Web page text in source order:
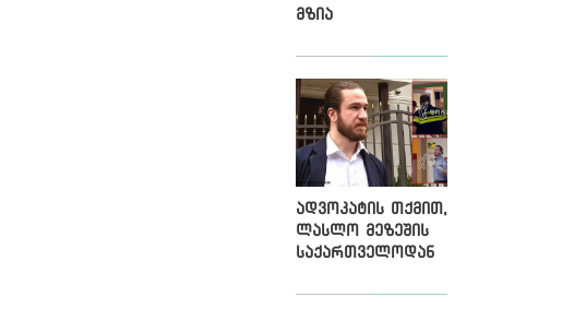
მზია
მიმართ
წარმოებულ
პოლიტიკურად
მოტივირებულ
ბრალდების
საქმეზე მეოთხე
საჩივარი
დაარეგისტრირა
ადვოკატის თქმით,
ლასლო მეზეშის
საქართველოდან